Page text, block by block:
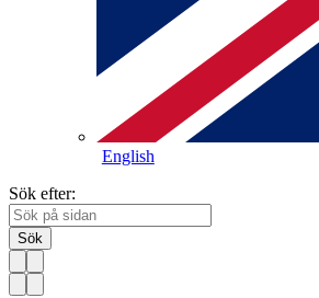
English
Sök efter:
Sök